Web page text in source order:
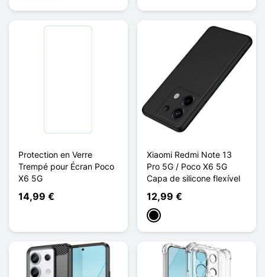
Protection en Verre
Trempé pour Écran Poco
X6 5G
14,99 €
Xiaomi Redmi Note 13
Pro 5G / Poco X6 5G
Capa de silicone flexível
12,99 €
Preto